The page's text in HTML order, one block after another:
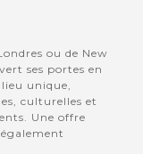
ou de New
ses portes en
unique,
culturelles et
Une offre